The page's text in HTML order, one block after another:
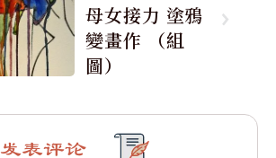
母女接力 塗鴉
變畫作 （組
圖）
发表评论